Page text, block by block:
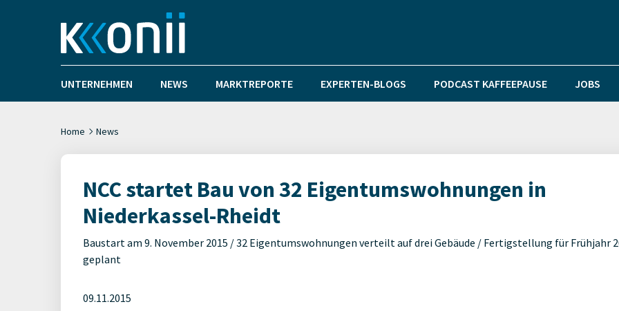
UNTERNEHMEN NEWS MARKTREPORTE EXPERTEN-BLOGS PODCAST KAFFEEPAUSE JOBS
Home News
NCC startet Bau von 32 Eigentumswohnungen in
Niederkassel-Rheidt
Baustart am 9. November 2015 / 32 Eigentumswohnungen verteilt auf drei Gebäude / Fertigstellung für Frühjahr
geplant
09.11.2015